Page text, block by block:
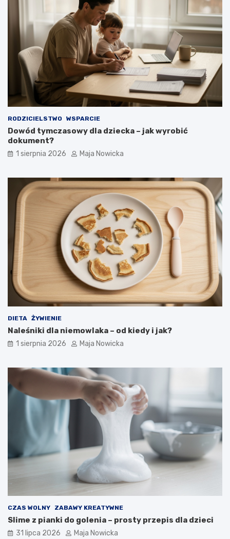
RODZICIELSTWO WSPARCIE
Dowód tymczasowy dla dziecka – jak wyrobić
dokument?
1 sierpnia 2026 Maja Nowicka
DIETA ŻYWIENIE
Naleśniki dla niemowlaka – od kiedy i jak?
1 sierpnia 2026 Maja Nowicka
CZAS WOLNY ZABAWY KREATYWNE
Slime z pianki do golenia – prosty przepis dla dzieci
31 lipca 2026 Maja Nowicka